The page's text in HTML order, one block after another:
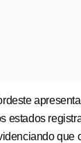
estados
que